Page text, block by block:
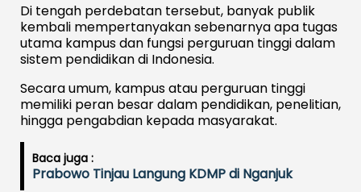
Di tengah perdebatan tersebut, banyak publik
kembali mempertanyakan sebenarnya apa tugas
utama kampus dan fungsi perguruan tinggi dalam
sistem pendidikan di Indonesia.
Secara umum, kampus atau perguruan tinggi
memiliki peran besar dalam pendidikan, penelitian,
hingga pengabdian kepada masyarakat.
Baca juga :
Prabowo Tinjau Langung KDMP di Nganjuk